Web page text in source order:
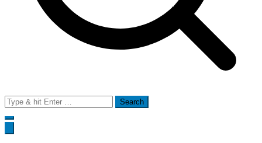
Search
for: